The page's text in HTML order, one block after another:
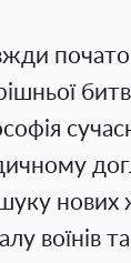
нових
воїнів